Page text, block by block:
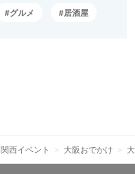
グルメ 居酒屋
関西イベント 大阪おでかけ